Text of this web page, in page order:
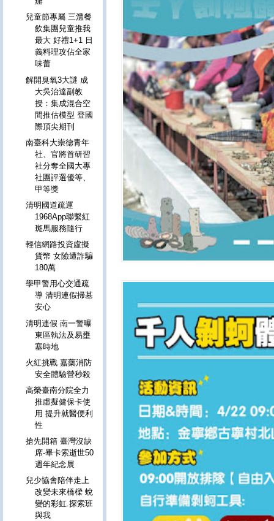
兒童節專屬 三澧餐
飲集團兒童推我
最大 好禮1+1 日
義料理攻佔全家
味蕾
解開臭氧3大謎 成
大吳治達副教
授：集成混合空
間推估模型 登國
際頂尖期刊
南臺科大崇德青年
社、官將首研習
社分奪全國大專
社團評選優等、
甲等獎
清明國道疏運
1968App聯繫紅
斑馬服務隨行
輕信網路投資虛擬
貨幣 女險遭詐騙
180萬
學甲警用心交通疏
導 清明連假掃墓
安心
清明連假 南一警曝
東區執法及易壅
塞時地
火紅挑戰 嘉藥消防
安全體驗營秒殺
高榮臺南分院全力
推虛擬健保卡使
用 提升就醫便利
性
搶先開箱 臺灣沒缺
席-畢卡索逝世50
週年紀念展
兒少協會陪伴走上
改變未來橋樑 蛻
變的彩虹.探索班
與我